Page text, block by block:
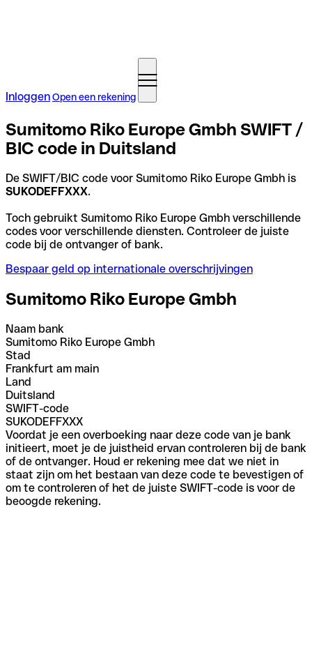
InloggenOpen een rekening
Sumitomo Riko Europe Gmbh SWIFT /
BIC code in Duitsland
De SWIFT/BIC code voor Sumitomo Riko Europe Gmbh is
SUKODEFFXXX.
Toch gebruikt Sumitomo Riko Europe Gmbh verschillende
codes voor verschillende diensten. Controleer de juiste
code bij de ontvanger of bank.
Bespaar geld op internationale overschrijvingen
Sumitomo Riko Europe Gmbh
Naam bank
Sumitomo Riko Europe Gmbh
Stad
Frankfurt am main
Land
Duitsland
SWIFT-code
SUKODEFFXXX
Voordat je een overboeking naar deze code van je bank
initieert, moet je de juistheid ervan controleren bij de bank
of de ontvanger. Houd er rekening mee dat we niet in
staat zijn om het bestaan van deze code te bevestigen of
om te controleren of het de juiste SWIFT-code is voor de
beoogde rekening.